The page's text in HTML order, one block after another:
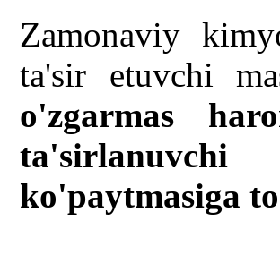
Zamonaviy
ta'sir etuvchi
o'zgarmas
ko'paytmasiga